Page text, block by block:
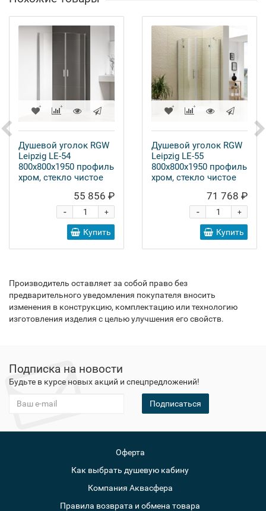
Душевой уголок RGW
Leipzig LE-54
800x800x1950 профиль
хром, стекло чистое
55 856 ₽
+
-
Купить
Душевой уголок RGW
Leipzig LE-55
800x800x1950 профиль
хром, стекло чистое
71 768 ₽
+
-
Купить
Производитель оставляет за собой право без
предварительного уведомления покупателя вносить
изменения в конструкцию, комплектацию или технологию
изготовления изделия с целью улучшения его свойств.
Подписка на новости
Будьте в курсе новых акций и спецпредложений!
Подписаться
Оферта
Как выбрать душевую кабину
Компания Аквасфера
Правила возврата и обмена товара